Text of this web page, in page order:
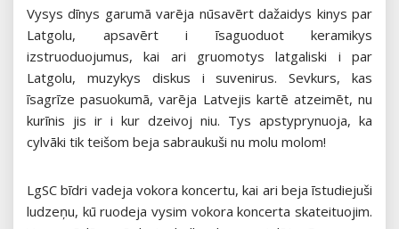
Vysys dīnys garumā varēja nūsavērt dažaidys kinys par
Latgolu, apsavērt i īsaguoduot keramikys
izstruoduojumus, kai ari gruomotys latgaliski i par
Latgolu, muzykys diskus i suvenirus. Sevkurs, kas
īsagrīze pasuokumā, varēja Latvejis kartē atzeimēt, nu
kurīnis jis ir i kur dzeivoj niu. Tys apstyprynuoja, ka
cylvāki tik teišom beja sabraukuši nu molu molom!
LgSC bīdri vadeja vokora koncertu, kai ari beja īstudiejuši
ludzeņu, kū ruodeja vysim vokora koncerta skateituojim.